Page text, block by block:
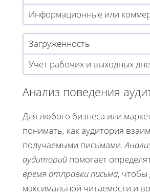
Информационные или
Загруженность
Учет рабочих и выходных
Анализ поведения
Для любого бизнеса или
понимать, как аудитория
получаемыми письмами.
аудиторий помогает
время отправки письма, чтобы
максимальной читаемости и